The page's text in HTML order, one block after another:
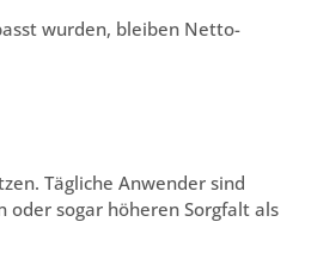
wurden, bleiben Netto-
Tägliche Anwender sind
oder sogar höheren Sorgfalt als